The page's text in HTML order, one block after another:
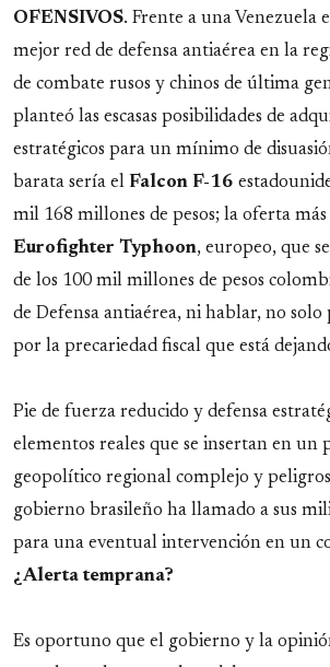
OFENSIVOS. Frente a una Venezuela
mejor red de defensa antiaérea en la
de combate rusos y chinos de última
planteó las escasas posibilidades de
estratégicos para un mínimo de
barata sería el Falcon F-16
mil 168 millones de pesos; la oferta más
Eurofighter Typhoon, europeo, que
de los 100 mil millones de pesos
de Defensa antiaérea, ni hablar, no solo
por la precariedad fiscal que está
Pie de fuerza reducido y defensa
elementos reales que se insertan en un
geopolítico regional complejo y
gobierno brasileño ha llamado a sus
para una eventual intervención en un
¿Alerta temprana?
Es oportuno que el gobierno y la